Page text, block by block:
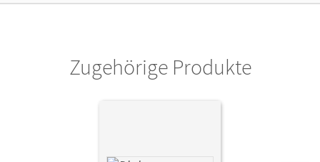
Zugehörige Produkte